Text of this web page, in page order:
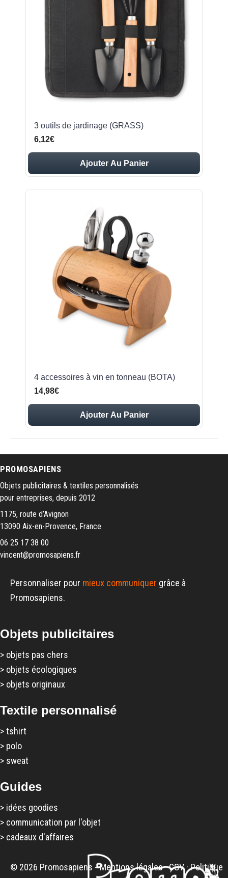
3 outils de jardinage (GRASS)
6,12€
Ajouter Au Panier
4 accessoires à vin en tonneau (BOTA)
14,98€
Ajouter Au Panier
PROMOSAPIENS
Objets publicitaires & textiles personnalisés
pour entreprises, depuis 2012
1175, route d’Avignon
13090 Aix-en-Provence, France
06 25 17 38 00
vincent@promosapiens.fr
Personnaliser pour mieux communiquer grâce à
Promosapiens.
Objets publicitaires
> objets pas chers
> objets écologiques
> objets originaux
Textile personnalisé
>tshirt
> polo
> sweat
Guides
> idées goodies
> communication par l'objet
> cadeaux d'affaires
© 2026 Promosapiens -Mentions légales·CGV·Politique